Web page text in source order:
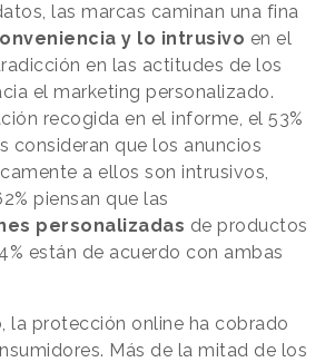
las marcas caminan una fina
y lo intrusivo en el
en las actitudes de los
el marketing personalizado.
recogida en el informe, el 53%
consideran que los anuncios
a ellos son intrusivos,
piensan que las
personalizadas de productos
están de acuerdo con ambas
la protección online ha cobrado
Más de la mitad de los